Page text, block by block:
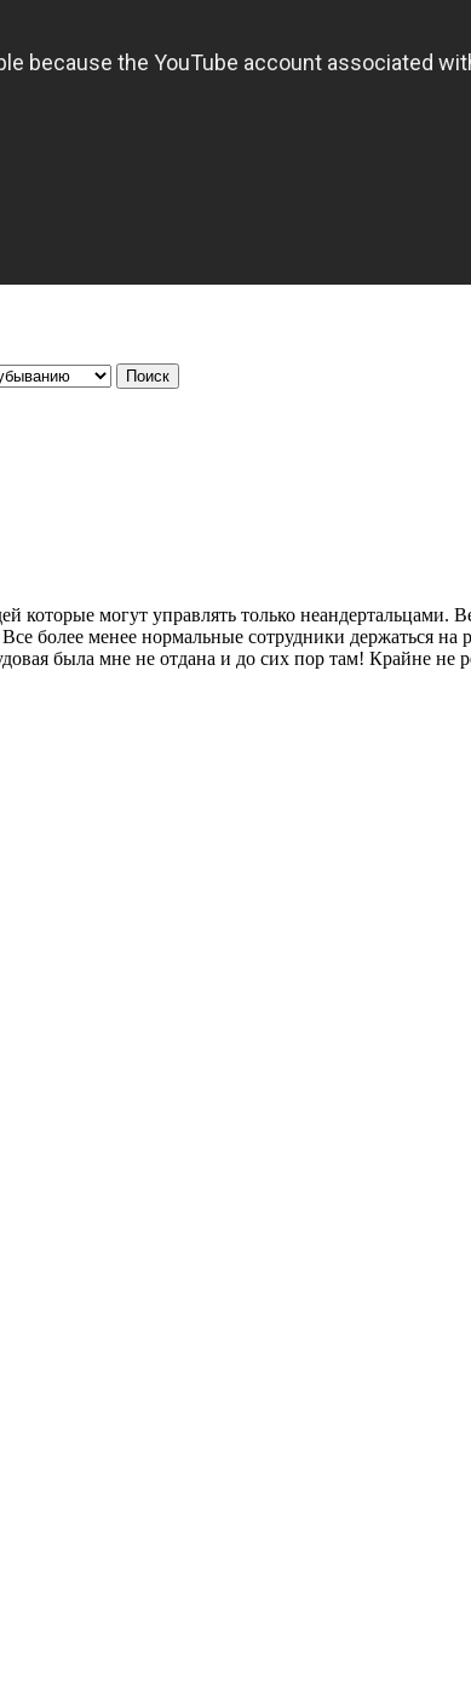
которые могут управлять только
более менее нормальные сотрудники держаться
была мне не отдана и до сих пор там! Крайне не